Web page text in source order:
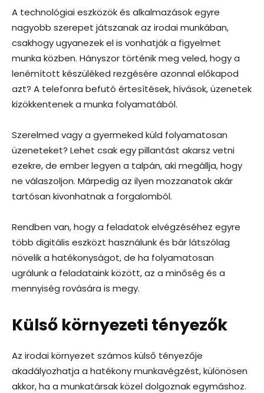
A technológiai eszközök és alkalmazások egyre
nagyobb szerepet játszanak az irodai munkában,
csakhogy ugyanezek el is vonhatják a figyelmet
munka közben. Hányszor történik meg veled, hogy a
lenémított készüléked rezgésére azonnal előkapod
azt? A telefonra befutó értesítések, hívások, üzenetek
kizökkentenek a munka folyamatából.
Szerelmed vagy a gyermeked küld folyamatosan
üzeneteket? Lehet csak egy pillantást akarsz vetni
ezekre, de ember legyen a talpán, aki megállja, hogy
ne válaszoljon. Márpedig az ilyen mozzanatok akár
tartósan kivonhatnak a forgalomból.
Rendben van, hogy a feladatok elvégzéséhez egyre
több digitális eszközt használunk és bár látszólag
növelik a hatékonyságot, de ha folyamatosan
ugrálunk a feladataink között, az a minőség és a
mennyiség rovására is megy.
Külső környezeti tényezők
Az irodai környezet számos külső tényezője
akadályozhatja a hatékony munkavégzést, különösen
akkor, ha a munkatársak közel dolgoznak egymáshoz.